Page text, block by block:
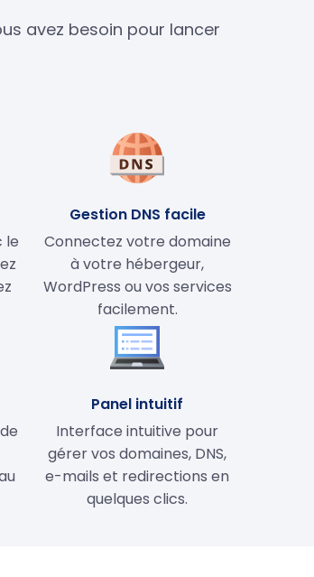
avez besoin pour lancer
le
Gestion DNS facile
Connectez votre domaine
à votre hébergeur,
WordPress ou vos services
facilement.
Panel intuitif
Interface intuitive pour
gérer vos domaines, DNS,
e-mails et redirections en
quelques clics.